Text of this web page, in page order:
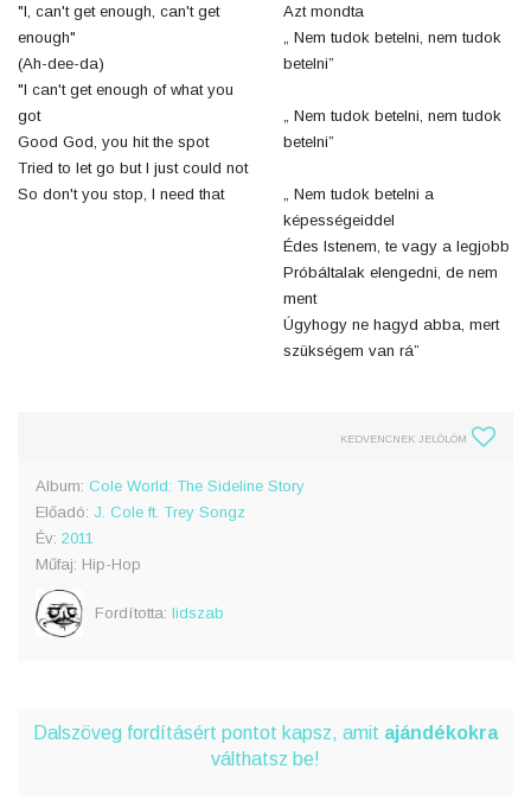
"I, can't get enough, can't get
enough"
(Ah-dee-da)
"I can't get enough of what you
got
Good God, you hit the spot
Tried to let go but I just could not
So don't you stop, I need that
Azt mondta
„ Nem tudok betelni, nem tudok
betelni”
„ Nem tudok betelni, nem tudok
betelni”
„ Nem tudok betelni a
képességeiddel
Édes Istenem, te vagy a legjobb
Próbáltalak elengedni, de nem
ment
Úgyhogy ne hagyd abba, mert
szükségem van rá”
KEDVENCNEK JELÖLÖM
Album: Cole World: The Sideline Story
Előadó: J. Cole ft. Trey Songz
Év: 2011
Műfaj: Hip-Hop
Fordította: lidszab
Dalszöveg fordításért pontot kapsz, amit ajándékokra
válthatsz be!